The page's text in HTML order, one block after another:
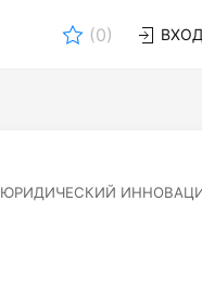
(0) ВХОД